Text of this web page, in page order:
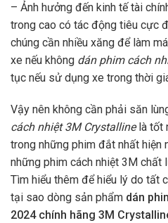
– Ảnh hưởng đến kinh tế tài
trong cao có tác động tiêu cực
chúng cần nhiều xăng để làm
xe nếu không dán phim cách
tục nếu sử dụng xe trong thời
Vậy nên không cần phải săn
cách nhiệt 3M Crystallinelà tốt
trong những phim đắt nhất
những phim cách nhiệt 3M chất
Tìm hiểu thêm để hiểu lý do tất
tại sao dòng sản phẩm dán
2024 chính hãng 3M